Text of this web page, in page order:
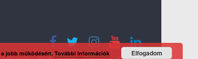
jobb működésért. További információk Elfogadom